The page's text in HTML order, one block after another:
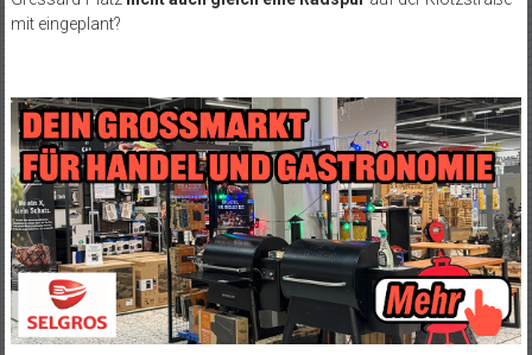
mit eingeplant?